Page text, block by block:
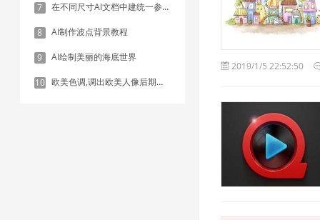
7 在不同尺寸AI文档中建统一参考线 - 方法1：对齐和分布
8 AI制作波点背景教程
9 AI绘制美丽的海底世界
10 欧美色调,调出欧美人像后期色调实例
2019/1/5 22:52:50